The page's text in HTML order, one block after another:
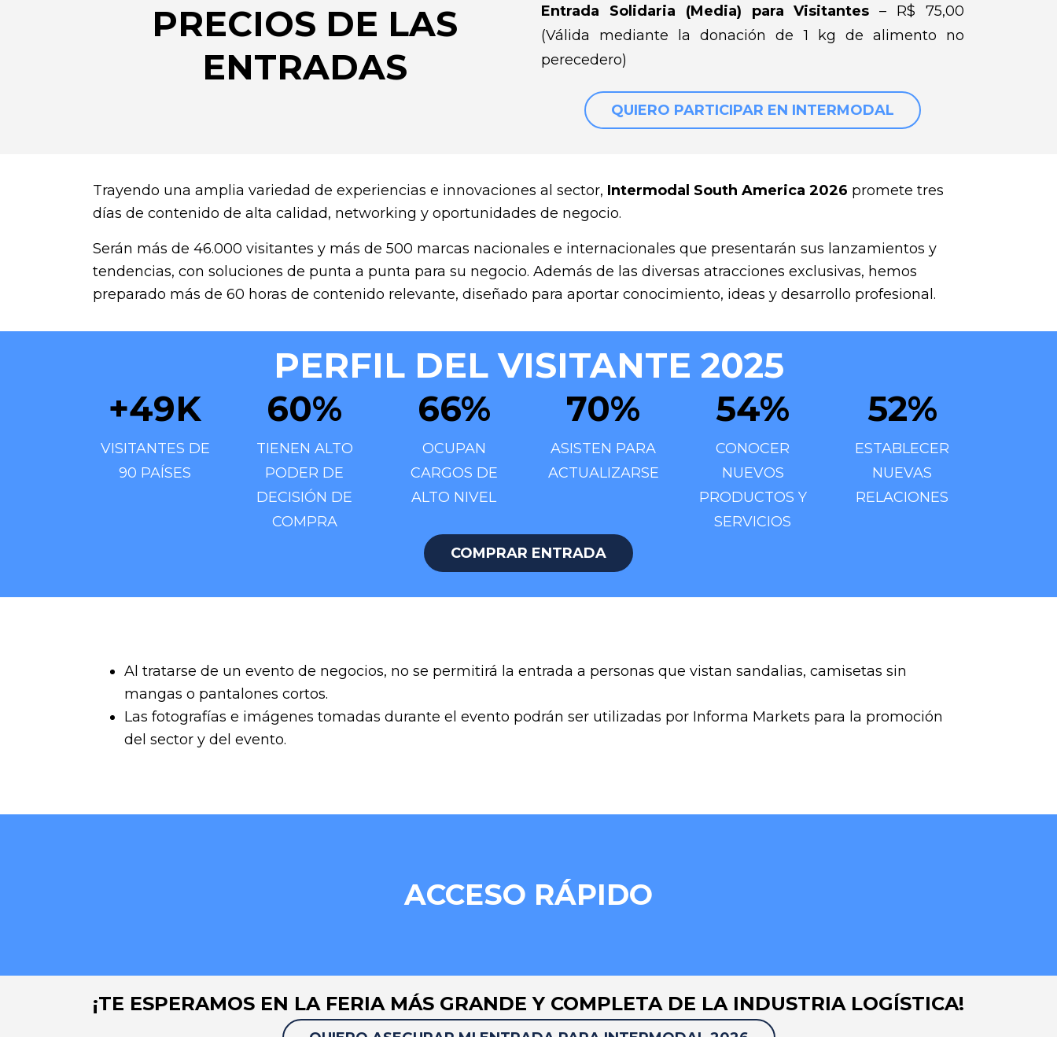
PRECIOS DE LAS
ENTRADAS
Entrada Solidaria (Media) para Visitantes – R$ 75,00
(Válida mediante la donación de 1 kg de alimento no
perecedero)
QUIERO PARTICIPAR EN INTERMODAL
Trayendo una amplia variedad de experiencias e innovaciones al sector, Intermodal South America 2026 promete tres
días de contenido de alta calidad, networking y oportunidades de negocio.
Serán más de 46.000 visitantes y más de 500 marcas nacionales e internacionales que presentarán sus lanzamientos y
tendencias, con soluciones de punta a punta para su negocio. Además de las diversas atracciones exclusivas, hemos
preparado más de 60 horas de contenido relevante, diseñado para aportar conocimiento, ideas y desarrollo profesional.
PERFIL DEL VISITANTE 2025
+49K
VISITANTES DE
90 PAÍSES
60%
TIENEN ALTO
PODER DE
DECISIÓN DE
COMPRA
66%
OCUPAN
CARGOS DE
ALTO NIVEL
70%
ASISTEN PARA
ACTUALIZARSE
54%
CONOCER
NUEVOS
PRODUCTOS Y
SERVICIOS
52%
ESTABLECER
NUEVAS
RELACIONES
COMPRAR ENTRADA
Al tratarse de un evento de negocios, no se permitirá la entrada a personas que vistan sandalias, camisetas sin
mangas o pantalones cortos.
Las fotografías e imágenes tomadas durante el evento podrán ser utilizadas por Informa Markets para la promoción
del sector y del evento.
ACCESO RÁPIDO
¡TE ESPERAMOS EN LA FERIA MÁS GRANDE Y COMPLETA DE LA INDUSTRIA LOGÍSTICA!